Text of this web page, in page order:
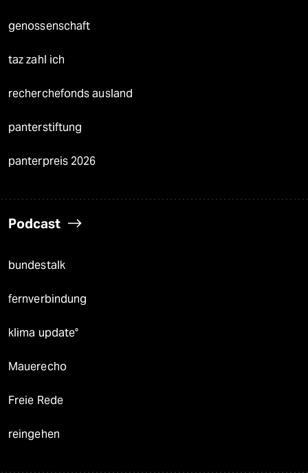
genossenschaft
taz zahl ich
recherchefonds ausland
panterstiftung
panterpreis 2026
Podcast
bundestalk
fernverbindung
klima update°
Mauerecho
Freie Rede
reingehen